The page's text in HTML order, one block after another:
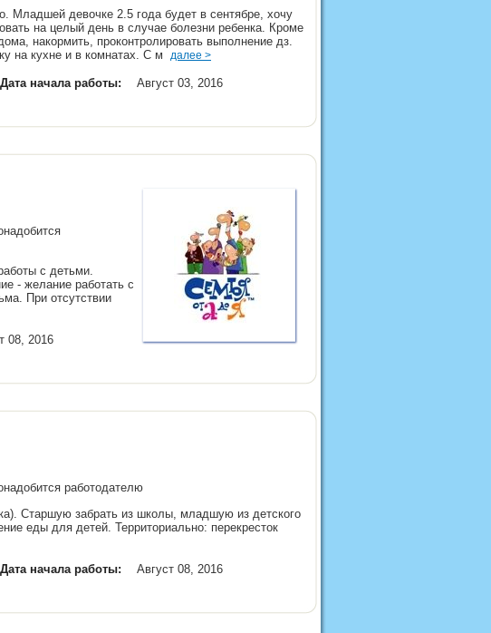
Младшей девочке 2.5 года будет в сентябре, хочу
на целый день в случае болезни ребенка. Кроме
накормить, проконтролировать выполнение дз.
на кухне и в комнатах. С м далее >
Дата начала работы: Август 03, 2016
с детьми.
- желание работать с
При отсутствии
08, 2016
работодателю
Старшую забрать из школы, младшую из детского
еды для детей. Территориально: перекресток
Дата начала работы: Август 08, 2016